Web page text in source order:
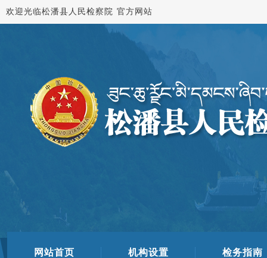
欢迎光临松潘县人民检察院 官方网站
网站首页 机构设置 检务指南